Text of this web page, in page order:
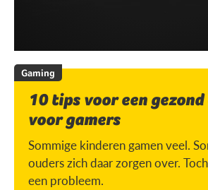
Gaming
10 tips voor een
voor gamers
Sommige kinderen gamen veel.
ouders zich daar zorgen over.
een probleem.